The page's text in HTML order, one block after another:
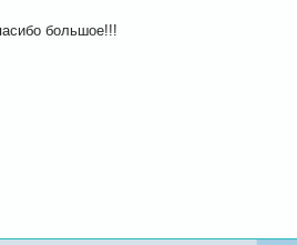
большое!!!